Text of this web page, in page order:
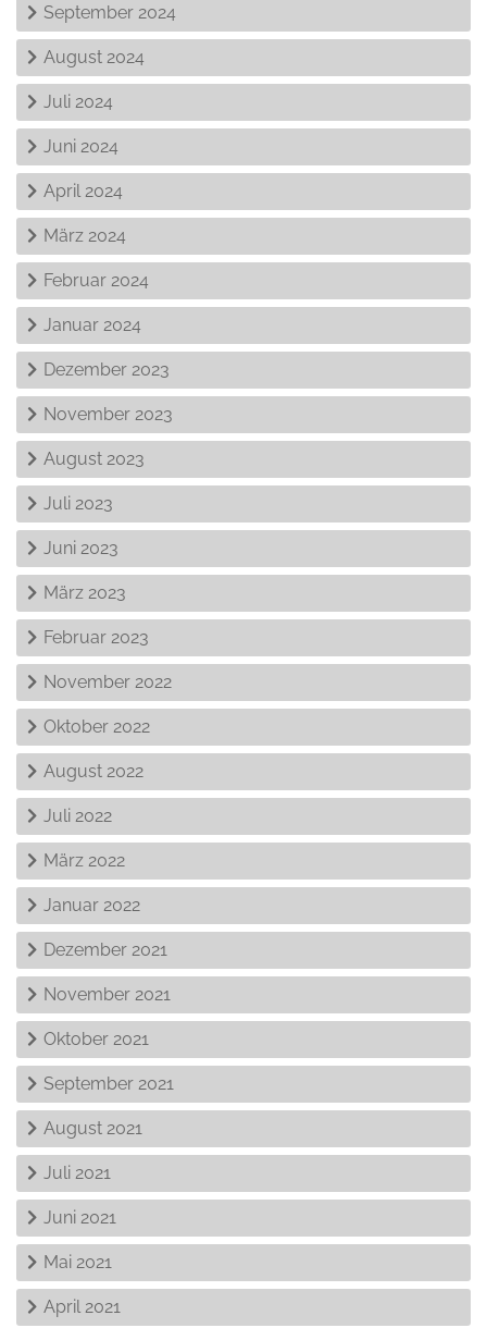
September 2024
August 2024
Juli 2024
Juni 2024
April 2024
März 2024
Februar 2024
Januar 2024
Dezember 2023
November 2023
August 2023
Juli 2023
Juni 2023
März 2023
Februar 2023
November 2022
Oktober 2022
August 2022
Juli 2022
März 2022
Januar 2022
Dezember 2021
November 2021
Oktober 2021
September 2021
August 2021
Juli 2021
Juni 2021
Mai 2021
April 2021